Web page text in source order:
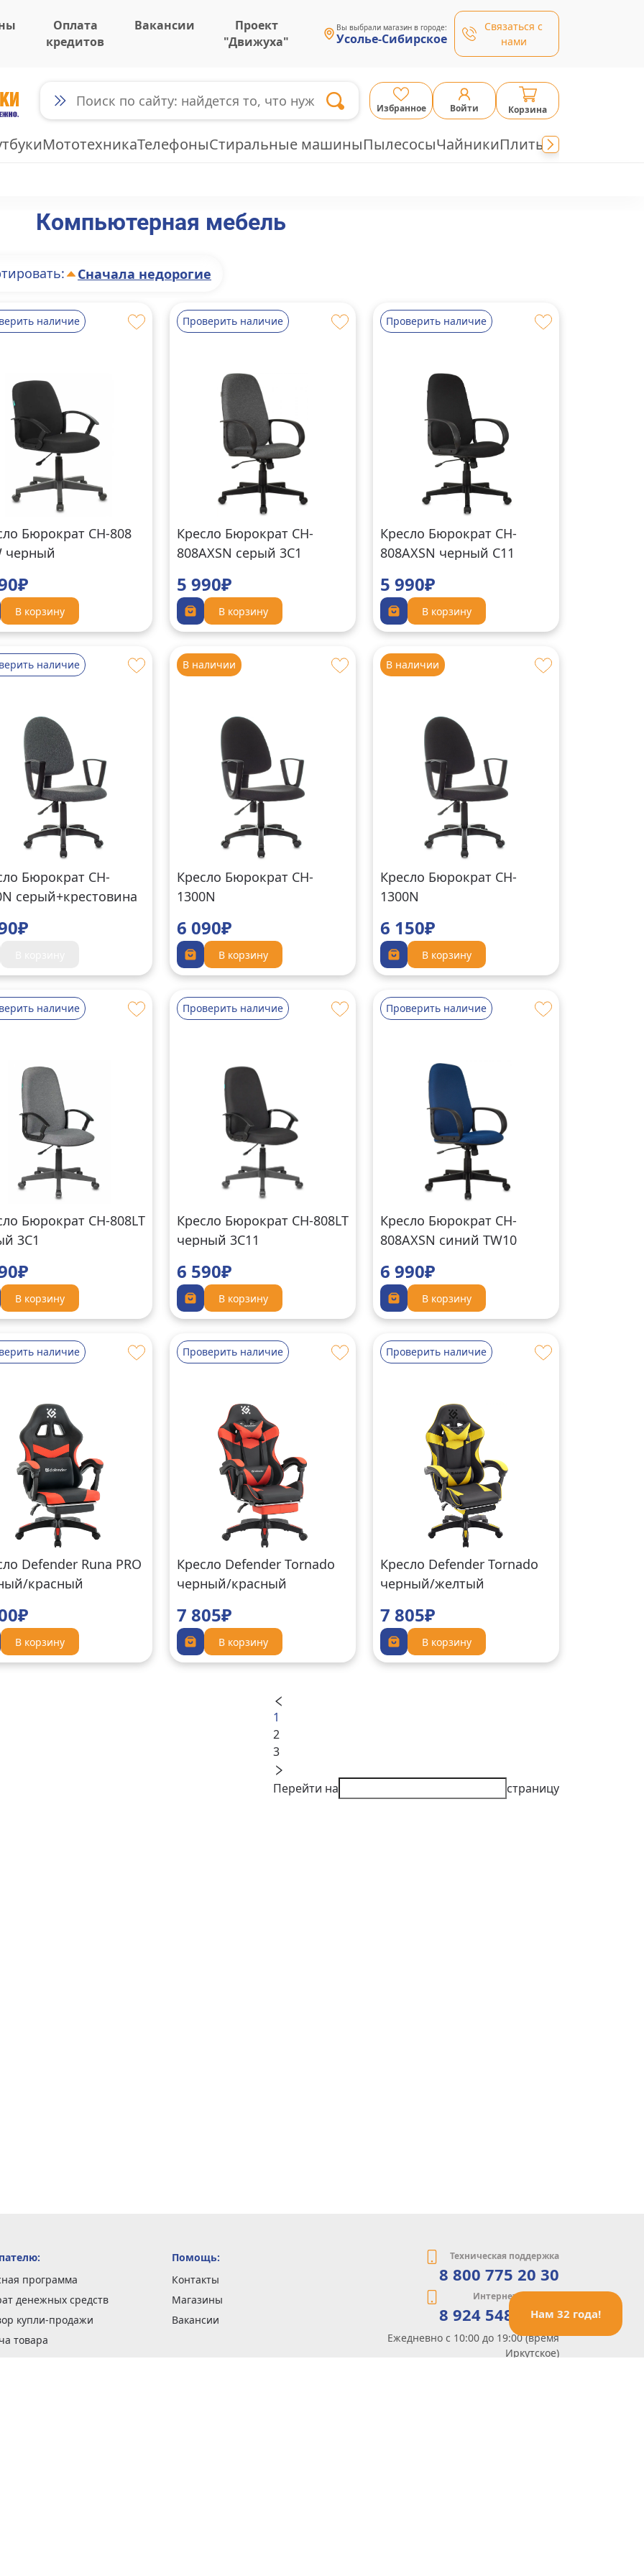
Оплата
кредитов
Вакансии
Проект
"Движуха"
Вы выбрали магазин в городе:
Усолье-Сибирское
Связаться с
нами
Избранное Войти Корзина
МототехникаТелефоныСтиральные машиныПылесосыЧайникиПлиты
Нам 32 года!
Компьютерная мебель
Сначала недорогие
наличие
Бюрократ CH-808
черный
В корзину
Проверить наличие
Кресло Бюрократ CH-
808AXSN серый 3C1
5 990₽
В корзину
Проверить наличие
Кресло Бюрократ CH-
808AXSN черный C11
5 990₽
В корзину
наличие
Бюрократ CH-
серый+крестовина
В наличии
Кресло Бюрократ CH-
1300N
пластик T-15-21
6 090₽
В корзину
В наличии
Кресло Бюрократ CH-
1300N
пластик 3C11
6 150₽
В корзину
наличие
Бюрократ CH-808LT
3C1
В корзину
Проверить наличие
Кресло Бюрократ CH-808LT
черный 3C11
6 590₽
В корзину
Проверить наличие
Кресло Бюрократ CH-
808AXSN синий TW10
6 990₽
В корзину
наличие
Defender Runa PRO
красный
В корзину
Проверить наличие
Кресло Defender Tornado
черный/красный
7 805₽
В корзину
Проверить наличие
Кресло Defender Tornado
черный/желтый
7 805₽
В корзину
1
2
3
Перейти на страницу
программа
денежных средств
купли-продажи
товара
Помощь:
Контакты
Магазины
Вакансии
Техническая поддержка
8 800 775 20 30
Интернет-магазин
8 924 548 85 07
Ежедневно с 10:00 до 19:00 (время
Иркутское)